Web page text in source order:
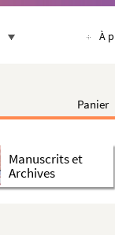
À
Panier
Manuscrits et
Archives